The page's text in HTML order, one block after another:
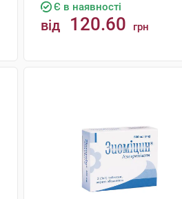
Є в наявності
від 120.60 грн